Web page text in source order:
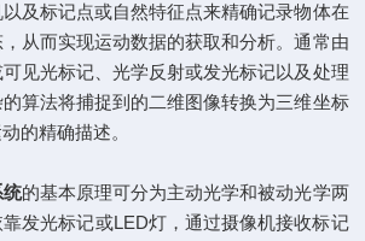
及标记点或自然特征点来精确记录物体在
从而实现运动数据的获取和分析。通常由
见光标记、光学反射或发光标记以及处理
算法将捕捉到的二维图像转换为三维坐标
的精确描述。
统的基本原理可分为主动光学和被动光学两
发光标记或LED灯，通过摄像机接收标记